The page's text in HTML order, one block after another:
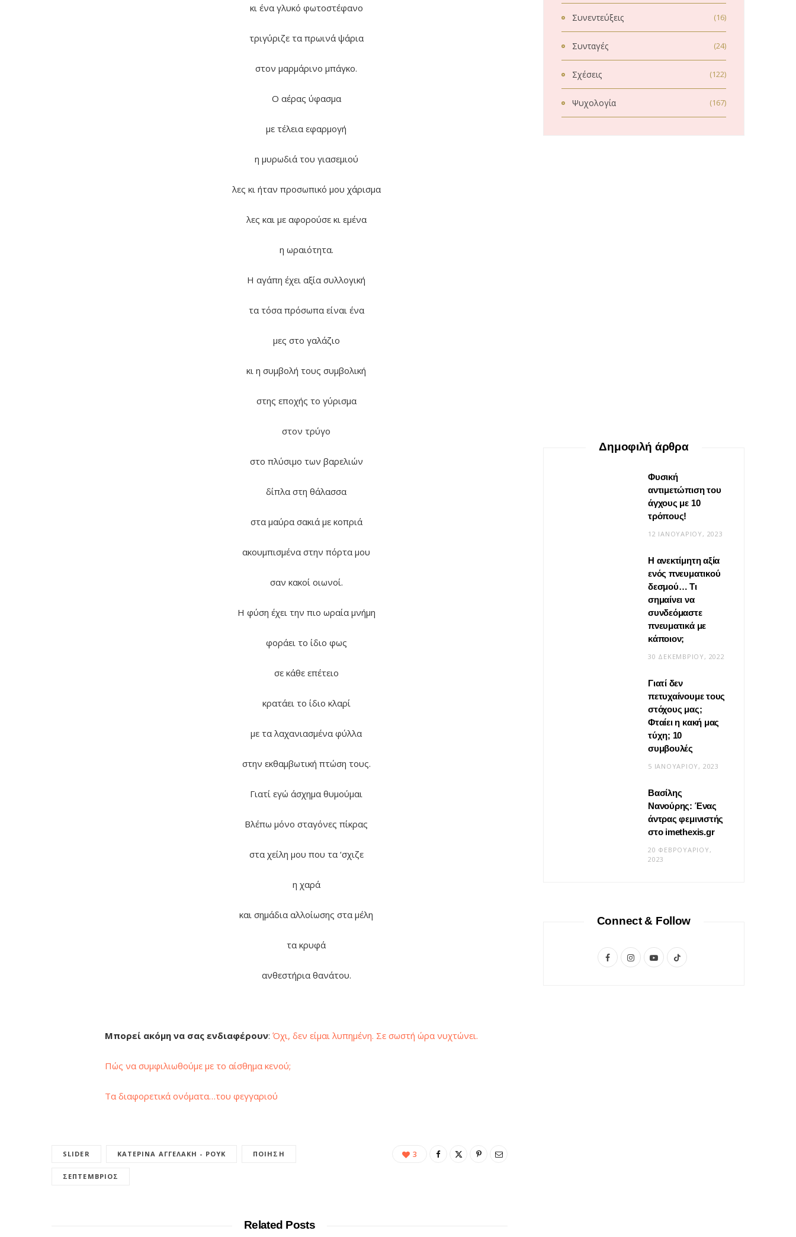
κι ένα γλυκό φωτοστέφανο
τριγύριζε τα πρωινά ψάρια
στον μαρμάρινο μπάγκο.
Ο αέρας ύφασμα
με τέλεια εφαρμογή
η μυρωδιά του γιασεμιού
λες κι ήταν προσωπικό μου χάρισμα
λες και με αφορούσε κι εμένα
η ωραιότητα.
Η αγάπη έχει αξία συλλογική
τα τόσα πρόσωπα είναι ένα
μες στο γαλάζιο
κι η συμβολή τους συμβολική
στης εποχής το γύρισμα
στον τρύγο
στο πλύσιμο των βαρελιών
δίπλα στη θάλασσα
στα μαύρα σακιά με κοπριά
ακουμπισμένα στην πόρτα μου
σαν κακοί οιωνοί.
Η φύση έχει την πιο ωραία μνήμη
φοράει το ίδιο φως
σε κάθε επέτειο
κρατάει το ίδιο κλαρί
με τα λαχανιασμένα φύλλα
στην εκθαμβωτική πτώση τους.
Γιατί εγώ άσχημα θυμούμαι
Βλέπω μόνο σταγόνες πίκρας
στα χείλη μου που τα ‘σχιζε
η χαρά
και σημάδια αλλοίωσης στα μέλη
τα κρυφά
ανθεστήρια θανάτου.
Μπορεί ακόμη να σας ενδιαφέρουν: Όχι, δεν είμαι λυπημένη. Σε σωστή ώρα νυχτώνει.
Πώς να συμφιλιωθούμε με το αίσθημα κενού;
Τα διαφορετικά ονόματα…του φεγγαριού
SLIDER ΚΑΤΕΡΊΝΑ ΑΓΓΕΛΆΚΗ - ΡΟΥΚ ΠΟΙΗΣΗ
ΣΕΠΤΈΜΒΡΙΟΣ
3
Related Posts
Συνεντεύξεις (16)
Συνταγές (24)
Σχέσεις (122)
Ψυχολογία (167)
Βίντεο: Μεταμόρφωσε το
φουλάρι σου σε κιμονό
20 ΜΑΪ́ΟΥ, 2026
ΣΧΈΣΕΙΣ
Η φροντίδα δεν είναι «δώσ’ το
Δημοφιλή άρθρα
Φυσική
αντιμετώπιση του
άγχους με 10
τρόπους!
12 ΙΑΝΟΥΑΡΊΟΥ, 2023
Η ανεκτίμητη αξία
ενός πνευματικού
δεσμού… Τι
σημαίνει να
συνδεόμαστε
πνευματικά με
κάποιον;
30 ΔΕΚΕΜΒΡΊΟΥ, 2022
Γιατί δεν
πετυχαίνουμε τους
στόχους μας;
Φταίει η κακή μας
τύχη; 10
συμβουλές
5 ΙΑΝΟΥΑΡΊΟΥ, 2023
Βασίλης
Νανούρης: Ένας
άντρας φεμινιστής
στο imethexis.gr
20 ΦΕΒΡΟΥΑΡΊΟΥ,
2023
Connect & Follow
F
I
Y
T